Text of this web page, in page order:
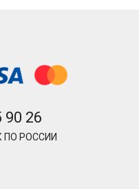
90 26
ПО РОССИИ